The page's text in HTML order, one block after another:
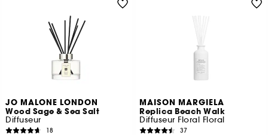
JO MALONE LONDON
Wood Sage & Sea Salt
Diffuseur
18
MAISON MARGIELA
Replica Beach Walk
Diffuseur Floral Floral
37